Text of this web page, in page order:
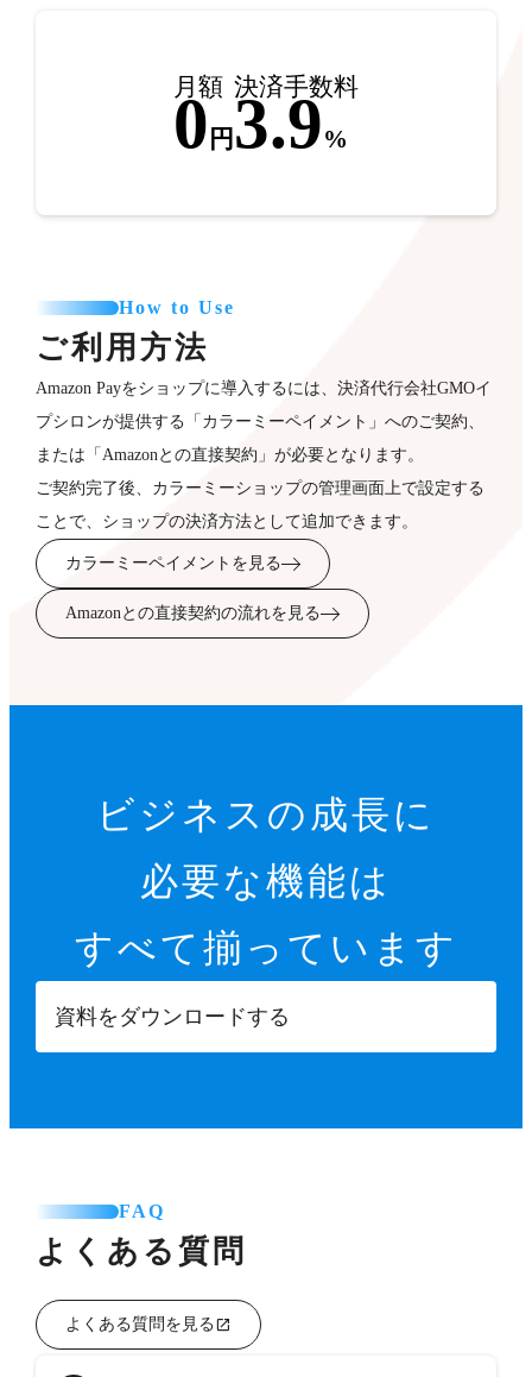
月額
0円
決済手数料
3.9%
How to Use
ご利用方法
Amazon Payをショップに導入するには、決済代行会社GMOイ
プシロンが提供する「カラーミーペイメント」へのご契約、
または「Amazonとの直接契約」が必要となります。
ご契約完了後、カラーミーショップの管理画面上で設定する
ことで、ショップの決済方法として追加できます。
カラーミーペイメントを見る
Amazonとの直接契約の流れを見る
ビジネスの成長に
必要な機能は
すべて揃っています
資料をダウンロードする
FAQ
よくある質問
よくある質問を見る